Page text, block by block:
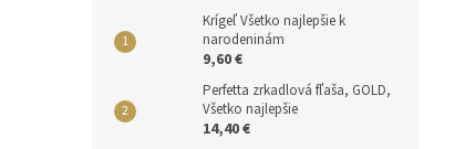
Krígeľ Všetko najlepšie k
narodeninám
9,60 €
Perfetta zrkadlová fľaša, GOLD,
Všetko najlepšie
14,40 €